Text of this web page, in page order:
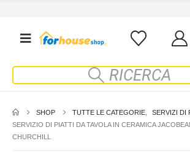
SHOP TUTTE LE CATEGORIE,
SERVIZI DI
SERVIZIO DI PIATTI DA TAVOLA IN CERAMICA
CHURCHILL